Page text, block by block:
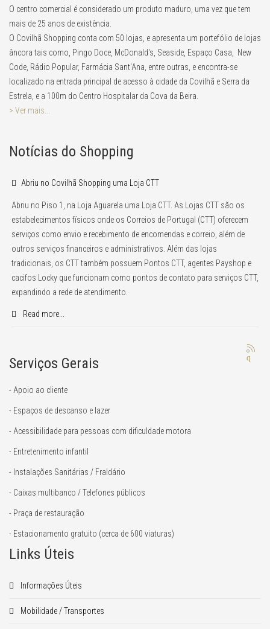
O centro comercial é considerado um produto maduro, uma vez que tem
mais de 25 anos de existência.
O Covilhã Shopping conta com 50 lojas, e apresenta um portefólio de lojas
âncora tais como, Pingo Doce, McDonald's, Seaside, Espaço Casa, New
Code, Rádio Popular, Farmácia Sant'Ana, entre outras, e encontra-se
localizado na entrada principal de acesso à cidade da Covilhã e Serra da
Estrela, e a 100m do Centro Hospitalar da Cova da Beira.
> Ver mais...
Notícias do Shopping
Abriu no Covilhã Shopping uma Loja CTT
Abriu no Piso 1, na Loja Aguarela uma Loja CTT. As Lojas CTT são os
estabelecimentos físicos onde os Correios de Portugal (CTT) oferecem
serviços como envio e recebimento de encomendas e correio, além de
outros serviços financeiros e administrativos. Além das lojas
tradicionais, os CTT também possuem Pontos CTT, agentes Payshop e
cacifos Locky que funcionam como pontos de contato para serviços CTT,
expandindo a rede de atendimento.
Read more...
Serviços Gerais
- Apoio ao cliente
- Espaços de descanso e lazer
- Acessibilidade para pessoas com dificuldade motora
- Entretenimento infantil
- Instalações Sanitárias / Fraldário
- Caixas multibanco / Telefones públicos
- Praça de restauração
- Estacionamento gratuito (cerca de 600 viaturas)
Links Úteis
Informações Úteis
Mobilidade / Transportes